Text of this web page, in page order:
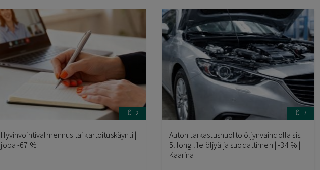
2
Hyvinvointivalmennus tai kartoituskäynti |
jopa -67 %
7
Auton tarkastushuolto öljynvaihdolla sis.
5l long life öljyä ja suodattimen | -34 % |
Kaarina